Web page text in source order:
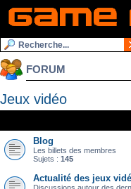
FORUM
Jeux vidéo
Blog
Les billets des membres
Sujets : 145
Actualité des jeux